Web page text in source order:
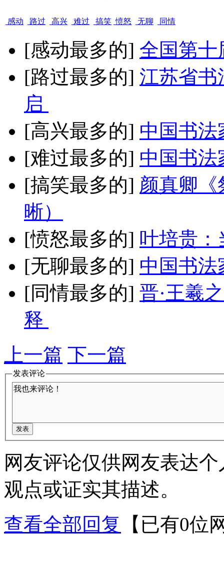
感动 路过 高兴 难过 搞笑 愤怒 无聊 同情
[感动最多的] 全国第十
[路过最多的] 江苏省书
启
[高兴最多的] 中国书法
[难过最多的] 中国书法
[搞笑最多的] 颜真卿《
晰）
[愤怒最多的] 叶培贵：
[无聊最多的] 中国书法
[同情最多的] 晋·王羲
释
上一篇 下一篇
发表评论
网友评论仅供网友表达
观点或证实其描述。
查看全部回复
【已有0位